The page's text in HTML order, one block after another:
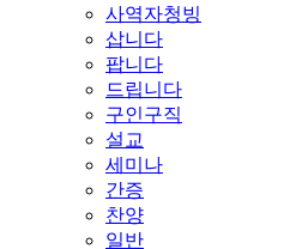
사역자청빙
삽니다
팝니다
드립니다
구인구직
설교
세미나
간증
찬양
일반